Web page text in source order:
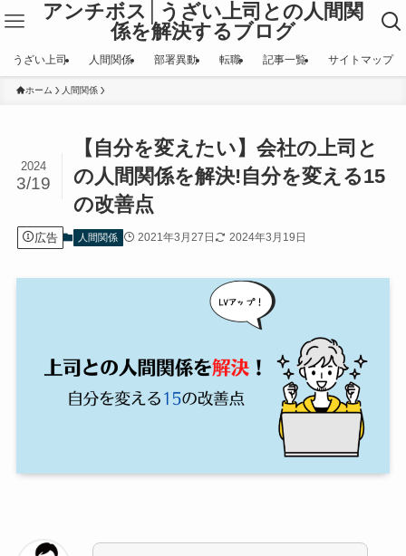
アンチボス│うざい上司との人間関
係を解決するブログ
うざい上司 人間関係 部署異動 転職 記事一覧 サイトマップ
ホーム 人間関係
【自分を変えたい】会社の上司と
の人間関係を解決!自分を変える15
の改善点
2024
3/19
広告 人間関係 2021年3月27日 2024年3月19日